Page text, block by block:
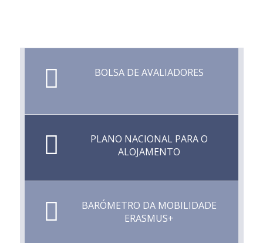
BOLSA DE AVALIADORES
PLANO NACIONAL PARA O
ALOJAMENTO
BARÓMETRO DA MOBILIDADE
ERASMUS+